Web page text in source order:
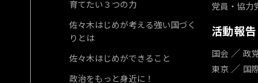
育てたい３つの力
佐々木はじめが考える強い国づく
りとは
佐々木はじめができること
政治をもっと身近に！
党員・協力
活動報告
国会
政
東京
国